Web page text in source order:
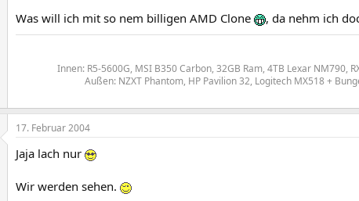
Was will ich mit so nem billigen AMD Clone , da nehm ich
Innen: R5-5600G, MSI B350 Carbon, 32GB Ram, 4TB Lexar NM790,
Außen: NZXT Phantom, HP Pavilion 32, Logitech MX518 +
17. Februar 2004
Jaja lach nur
Wir werden sehen.